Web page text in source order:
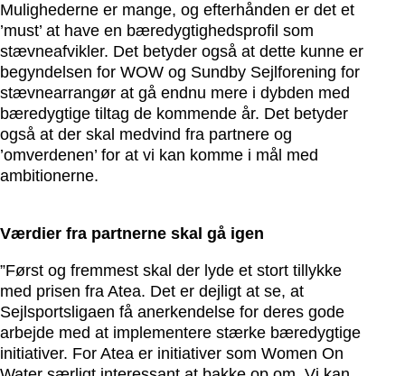
Mulighederne er mange, og efterhånden er det et
’must’ at have en bæredygtighedsprofil som
stævneafvikler. Det betyder også at dette kunne er
begyndelsen for WOW og Sundby Sejlforening for
stævnearrangør at gå endnu mere i dybden med
bæredygtige tiltag de kommende år. Det betyder
også at der skal medvind fra partnere og
’omverdenen’ for at vi kan komme i mål med
ambitionerne.
Værdier fra partnerne skal gå igen
”Først og fremmest skal der lyde et stort tillykke
med prisen fra Atea. Det er dejligt at se, at
Sejlsportsligaen få anerkendelse for deres gode
arbejde med at implementere stærke bæredygtige
initiativer. For Atea er initiativer som Women On